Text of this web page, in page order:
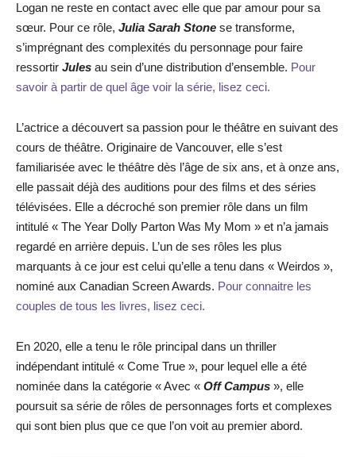
Logan ne reste en contact avec elle que par amour pour sa
sœur. Pour ce rôle, Julia Sarah Stone se transforme,
s’imprégnant des complexités du personnage pour faire
ressortir Jules au sein d’une distribution d’ensemble. Pour
savoir à partir de quel âge voir la série, lisez ceci.
L’actrice a découvert sa passion pour le théâtre en suivant des
cours de théâtre. Originaire de Vancouver, elle s’est
familiarisée avec le théâtre dès l’âge de six ans, et à onze ans,
elle passait déjà des auditions pour des films et des séries
télévisées. Elle a décroché son premier rôle dans un film
intitulé « The Year Dolly Parton Was My Mom » et n’a jamais
regardé en arrière depuis. L’un de ses rôles les plus
marquants à ce jour est celui qu’elle a tenu dans « Weirdos »,
nominé aux Canadian Screen Awards. Pour connaitre les
couples de tous les livres, lisez ceci.
En 2020, elle a tenu le rôle principal dans un thriller
indépendant intitulé « Come True », pour lequel elle a été
nominée dans la catégorie « Avec « Off Campus », elle
poursuit sa série de rôles de personnages forts et complexes
qui sont bien plus que ce que l’on voit au premier abord.